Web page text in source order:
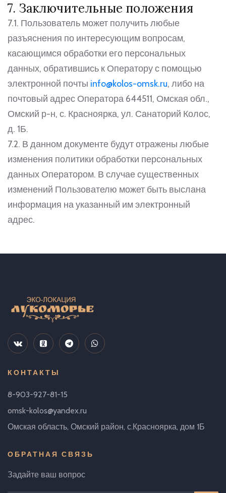
7. Заключительные положения
7.1. Пользователь может получить любые
разъяснения по интересующим вопросам,
касающимся обработки его персональных
данных, обратившись к Оператору с помощью
электронной почты info@kolos-omsk.ru, либо на
почтовый адрес Оператора 644511, Омская обл.,
Омский р-н, с. Красноярка, ул. Санаторий Колос,
д. 1Б.
7.2. В данном документе будут отражены любые
изменения политики обработки персональных
данных Оператором. В случае существенных
изменений Пользователю может быть выслана
информация на указанный им электронный
адрес.
КОНТАКТЫ
8-903-927-81-15
omsk-kolos@yandex.ru
Омская область, Омский район, с.Красноярка, дом 1Б
ОБРАТНАЯ СВЯЗЬ
Задайте ваш вопрос